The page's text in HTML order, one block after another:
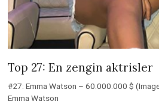
Top 27: En zengin aktrisler
#27: Emma Watson – 60.000.000 $
Emma Watson